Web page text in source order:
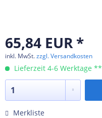
65,84 EUR *
inkl. MwSt.zzgl. Versandkosten
Lieferzeit 4-6 Werktage **
Merkliste